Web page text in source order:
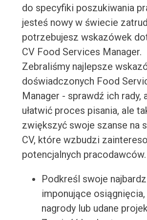
do specyfiki poszukiwania
jesteś nowy w świecie
potrzebujesz wskazówek
CV Food Services Manager.
Zebraliśmy najlepsze
doświadczonych Food
Manager - sprawdź ich rady,
ułatwić proces pisania, ale
zwiększyć swoje szanse na
CV, które wzbudzi
potencjalnych pracodawców.
Podkreśl swoje
imponujące
nagrody lub udane